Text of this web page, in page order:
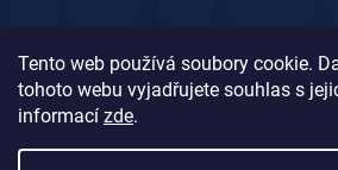
Tento web používá soubory cookie.
tohoto webu vyjadřujete souhlas s
informací zde.
Doprava platba dobírkou